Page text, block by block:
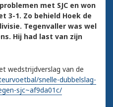
met SJC en won
3-1. Zo behield Hoek de
Tegenvaller was wel
Hij had last van zijn
wedstrijdverslag van de
snelle-dubbelslag-
sjc~af9da01c/